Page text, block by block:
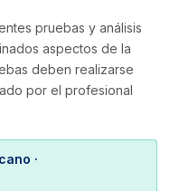
pruebas y análisis
aspectos de la
deben realizarse
por el profesional
·